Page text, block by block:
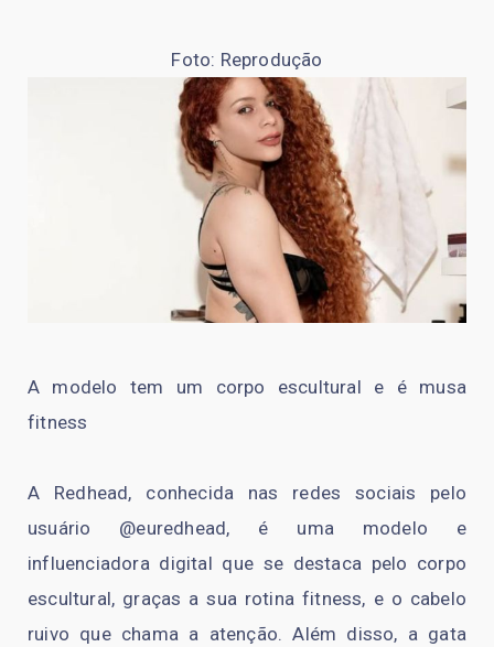
Foto: Reprodução
A modelo tem um corpo escultural e é musa
fitness
A Redhead, conhecida nas redes sociais pelo
usuário @euredhead, é uma modelo e
influenciadora digital que se destaca pelo corpo
escultural, graças a sua rotina fitness, e o cabelo
ruivo que chama a atenção. Além disso, a gata